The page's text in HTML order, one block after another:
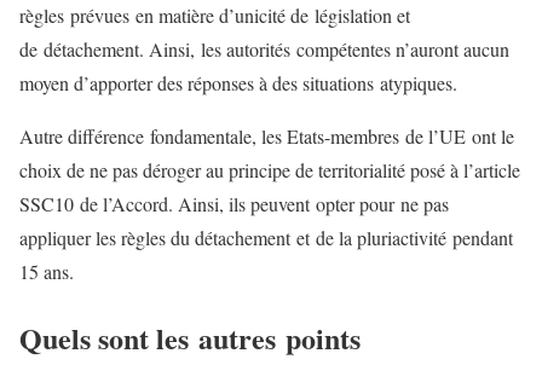
règles prévues en matière d’unicité de législation et
de détachement. Ainsi, les autorités compétentes n’auront aucun
moyen d’apporter des réponses à des situations atypiques.
Autre différence fondamentale, les Etats-membres de l’UE ont le
choix de ne pas déroger au principe de territorialité posé à l’article
SSC10 de l’Accord. Ainsi, ils peuvent opter pour ne pas
appliquer les règles du détachement et de la pluriactivité pendant
15 ans.
Quels sont les autres points